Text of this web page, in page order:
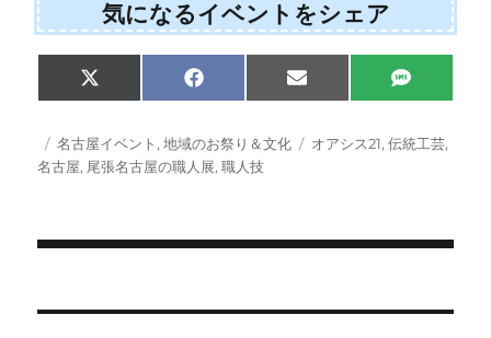
気になるイベントをシェア
Share
on
X
(
w
i
t
)
Share
on
F
a
e
b
o
Share
on
E
m
Share
on
S
M
投
稿
カ
テ
名古屋イベント ,地域のお祭り＆文化
タ
オアシス21,伝統工芸,
名古屋, 尾張名古屋の職人展,職人技
稿